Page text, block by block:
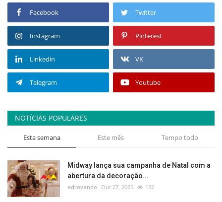
Facebook Twitter
Instagram Pinterest
Linkedin VK
Telegram Youtube
NOTÍCIAS POPULARES
Esta semana Este mês Tempo todo
Midway lança sua campanha de Natal com a
abertura da decoração...
adrovando Out 27, 2025 132